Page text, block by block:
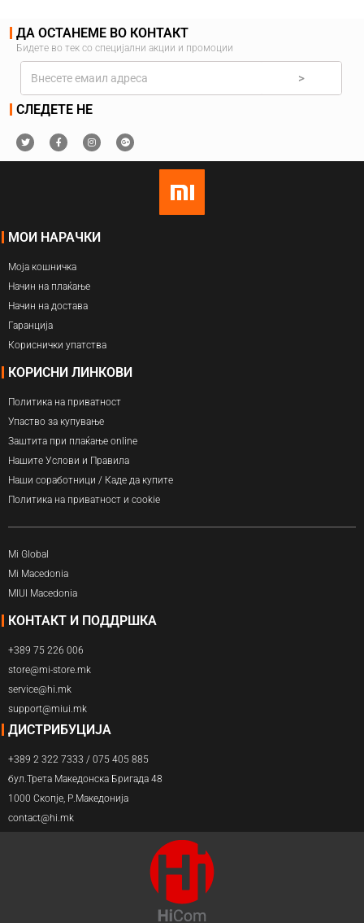
ДА ОСТАНЕМЕ ВО КОНТАКТ
Бидете во тек со специјални акции и промоции
>
СЛЕДЕТЕ НЕ
МОИ НАРАЧКИ
Моја кошничка
Начин на плаќање
Начин на достава
Гаранција
Кориснички упатства
КОРИСНИ ЛИНКОВИ
Политика на приватност
Упаство за купување
Заштита при плаќање online
Нашите Услови и Правила
Наши соработници / Каде да купите
Политика на приватност и cookie
Mi Global
Mi Macedonia
MIUI Macedonia
КОНТАКТ И ПОДДРШКА
+389 75 226 006
store@mi-store.mk
service@hi.mk
support@miui.mk
ДИСТРИБУЦИЈА
+389 2 322 7333 / 075 405 885
бул.Трета Македонска Бригада 48
1000 Скопје, Р.Македонија
contact@hi.mk